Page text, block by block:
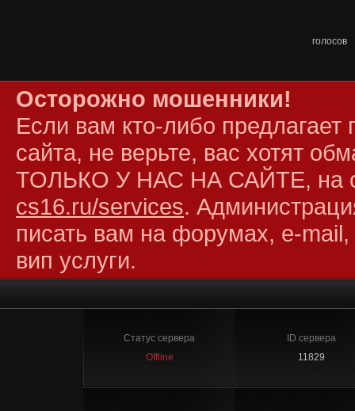
голосов
Осторожно мошенники!
Если вам кто-либо
сайта, не верьте, вас хотят
ТОЛЬКО У НАС НА САЙТЕ, на
cs16.ru/services.
писать вам на форумах, e-mail,
вип услуги.
Статус сервера
Offline
ID сервера
11829